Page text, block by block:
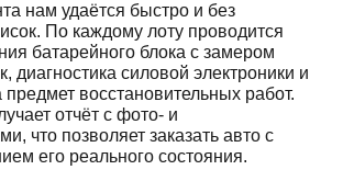
нам удаётся быстро и без
По каждому лоту проводится
батарейного блока с замером
диагностика силовой электроники и
предмет восстановительных работ.
отчёт с фото- и
что позволяет заказать авто с
его реального состояния.